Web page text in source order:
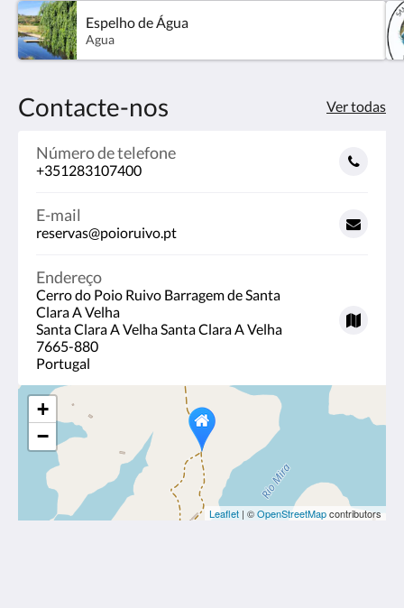
Espelho de Água
Agua
Contacte-nos Ver todas
Número de telefone
+351283107400
E-mail
reservas@poioruivo.pt
Endereço
Cerro do Poio Ruivo Barragem de Santa
Clara A Velha
Santa Clara A Velha Santa Clara A Velha
7665-880
Portugal
+
−
Leaflet | ©OpenStreetMapcontributors